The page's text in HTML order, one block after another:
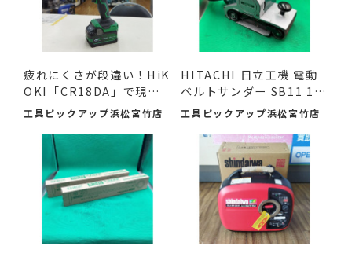
疲れにくさが段違い！HiK
OKI「CR18DA」で現場
の作...
工具ピックアップ浜松宮竹店
HITACHI 日立工機 電動
ベルトサンダー SB11 11
0mm ...
工具ピックアップ浜松宮竹店